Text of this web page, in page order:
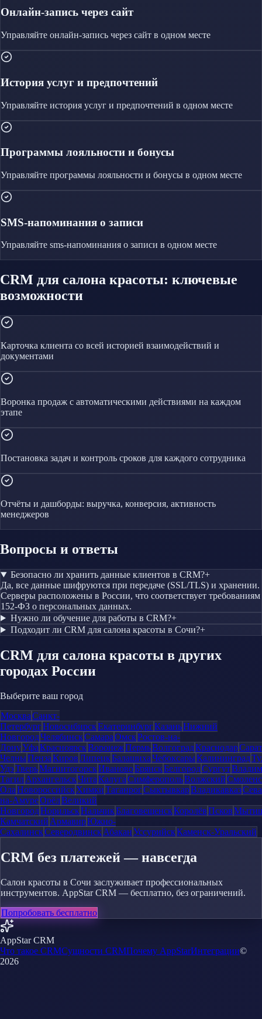
Онлайн-запись через сайт
Управляйте онлайн-запись через сайт в одном месте
История услуг и предпочтений
Управляйте история услуг и предпочтений в одном месте
Программы лояльности и бонусы
Управляйте программы лояльности и бонусы в одном месте
SMS-напоминания о записи
Управляйте sms-напоминания о записи в одном месте
CRM для салона красоты: ключевые
возможности
Карточка клиента со всей историей взаимодействий и
документами
Воронка продаж с автоматическими действиями на каждом
этапе
Постановка задач и контроль сроков для каждого сотрудника
Отчёты и дашборды: выручка, конверсия, активность
менеджеров
Вопросы и ответы
Безопасно ли хранить данные клиентов в CRM?+
Да, все данные шифруются при передаче (SSL/TLS) и хранении.
Серверы расположены в России, что соответствует требованиям
152-ФЗ о персональных данных.
Нужно ли обучение для работы в CRM?+
Подходит ли CRM для салона красоты в Сочи?+
CRM для салона красоты в других
городах России
Выберите ваш город
МоскваСанкт-
ПетербургНовосибирскЕкатеринбургКазаньНижний
НовгородЧелябинскСамараОмскРостов-на-
ДонуУфаКрасноярскВоронежПермьВолгоградКраснодар
ЧелныПензаКировЛипецкБалашихаЧебоксарыКалининград
УдэТверьМагнитогорскИвановоБрянскБелгородСургут
ТагилАрхангельскЧитаКалугаСимферопольВолжский
ОлаНовороссийскХимкиТаганрогСыктывкарВладикавказ
на-АмуреОрёлВеликий
НовгородНорильскНальчикБлаговещенскКоролёвПсков
Камчатский АрмавирЮжно-
СахалинскСеверодвинскАбаканУссурийскКаменск-Уральский
CRM без платежей — навсегда
Салон красоты в Сочи заслуживает профессиональных
инструментов. AppStar CRM — бесплатно, без ограничений.
Попробовать бесплатно
AppStar CRM
Что такое CRMСущности CRMПочему AppStarИнтеграции©
2026